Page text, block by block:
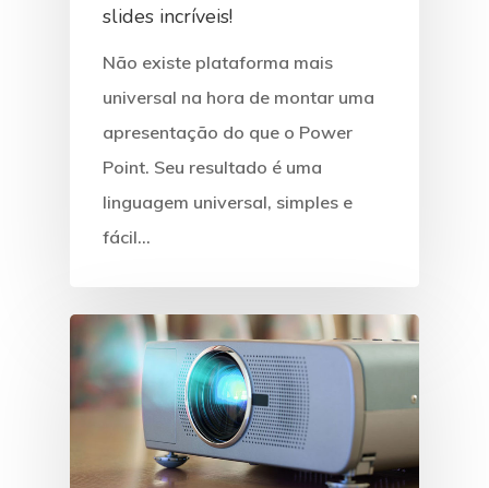
slides incríveis!
Não existe plataforma mais
universal na hora de montar uma
apresentação do que o Power
Point. Seu resultado é uma
linguagem universal, simples e
fácil…